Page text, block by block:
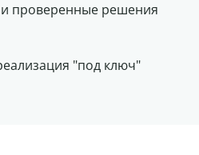
проверенные решения
"под ключ"